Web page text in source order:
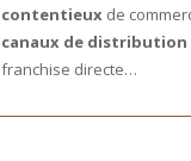
contentieux de
canaux de distribution
franchise directe…